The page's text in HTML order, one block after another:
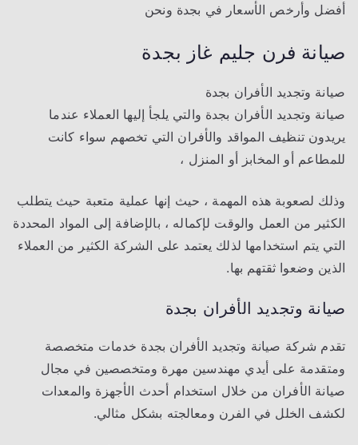
أفضل وأرخص الأسعار في بجدة ونحن
صيانة فرن جليم غاز بجدة
صيانة وتجديد الأفران بجدة
صيانة وتجديد الأفران بجدة والتي يلجأ إليها العملاء عندما
يريدون تنظيف المواقد والأفران التي تخصهم سواء كانت
للمطاعم أو المخابز أو المنزل ،
وذلك لصعوبة هذه المهمة ، حيث إنها عملية متعبة حيث يتطلب
الكثير من العمل والوقت لإكماله ، بالإضافة إلى المواد المحددة
التي يتم استخدامها لذلك يعتمد على الشركة الكثير من العملاء
الذين وضعوا ثقتهم بها.
صيانة وتجديد الأفران بجدة
تقدم شركة صيانة وتجديد الأفران بجدة خدمات متخصصة
ومتقدمة على أيدي مهندسين مهرة ومتخصصين في مجال
صيانة الأفران من خلال استخدام أحدث الأجهزة والمعدات
لكشف الخلل في الفرن ومعالجته بشكل مثالي.